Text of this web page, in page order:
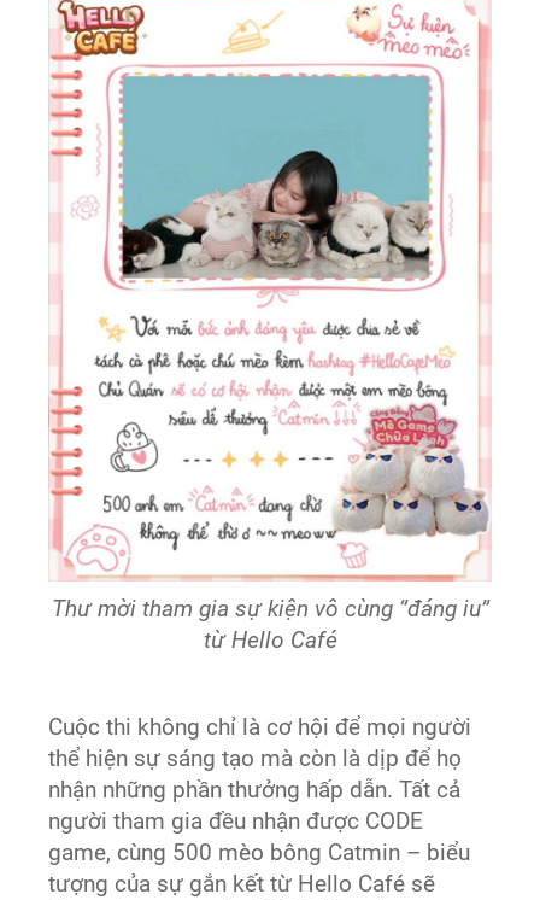
Thư mời tham gia sự kiện vô cùng ‘’đáng iu’’
từ Hello Café
Cuộc thi không chỉ là cơ hội để mọi người
thể hiện sự sáng tạo mà còn là dịp để họ
nhận những phần thưởng hấp dẫn. Tất cả
người tham gia đều nhận được CODE
game, cùng 500 mèo bông Catmin – biểu
tượng của sự gắn kết từ Hello Café sẽ